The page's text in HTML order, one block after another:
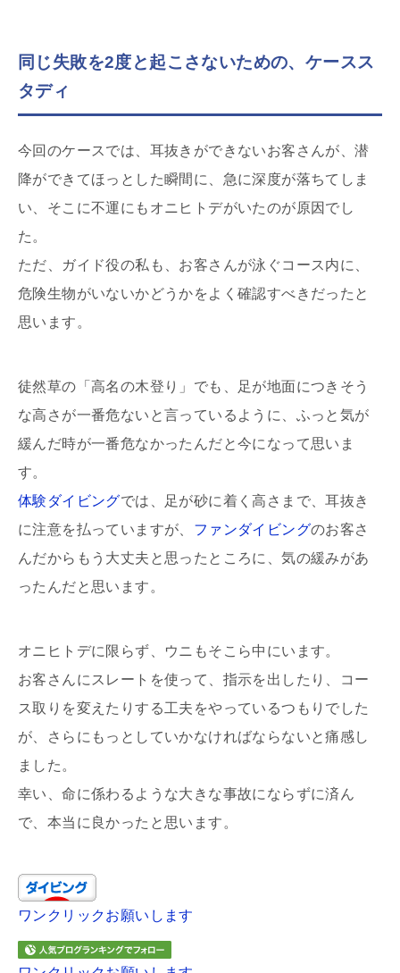
同じ失敗を2度と起こさないための、ケースス
タディ
今回のケースでは、耳抜きができないお客さんが、潜
降ができてほっとした瞬間に、急に深度が落ちてしま
い、そこに不運にもオニヒトデがいたのが原因でし
た。
ただ、ガイド役の私も、お客さんが泳ぐコース内に、
危険生物がいないかどうかをよく確認すべきだったと
思います。
徒然草の「高名の木登り」でも、足が地面につきそう
な高さが一番危ないと言っているように、ふっと気が
緩んだ時が一番危なかったんだと今になって思いま
す。
体験ダイビングでは、足が砂に着く高さまで、耳抜き
に注意を払っていますが、 ファンダイビングのお客さ
んだからもう大丈夫と思ったところに、気の緩みがあ
ったんだと思います。
オニヒトデに限らず、ウニもそこら中にいます。
お客さんにスレートを使って、指示を出したり、コー
ス取りを変えたりする工夫をやっているつもりでした
が、さらにもっとしていかなければならないと痛感し
ました。
幸い、命に係わるような大きな事故にならずに済ん
で、本当に良かったと思います。
ワンクリックお願いします